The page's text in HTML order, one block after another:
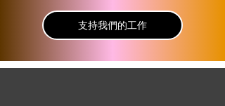
支持我們的工作